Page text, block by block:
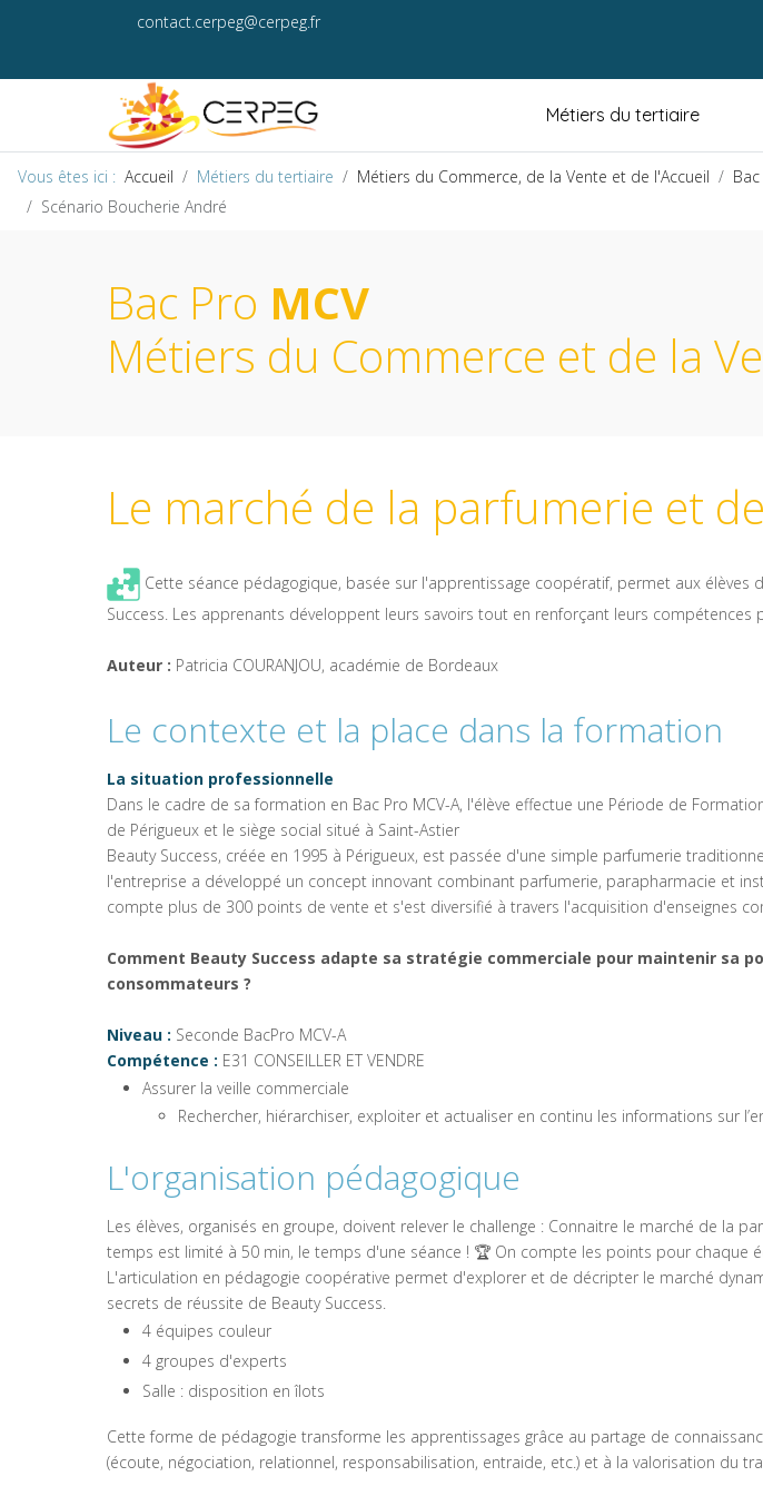
contact.cerpeg@cerpeg.fr
Métiers du tertiaire
Vous êtes ici : Accueil Métiers du tertiaire Métiers du Commerce, de la Vente et de l'Accueil
Scénario Boucherie André
Bac Pro MCV
Métiers du Commerce et de la
Le marché de la parfumerie et
Cette séance pédagogique, basée sur l'apprentissage coopératif, permet aux
Success. Les apprenants développent leurs savoirs tout en renforçant leurs compétences
Auteur : Patricia COURANJOU, académie de Bordeaux
Le contexte et la place dans la formation
La situation professionnelle
Dans le cadre de sa formation en Bac Pro MCV-A, l'élève effectue une Période de
de Périgueux et le siège social situé à Saint-Astier
Beauty Success, créée en 1995 à Périgueux, est passée d'une simple parfumerie
l'entreprise a développé un concept innovant combinant parfumerie, parapharmacie et
compte plus de 300 points de vente et s'est diversifié à travers l'acquisition d'enseignes
Comment Beauty Success adapte sa stratégie commerciale pour maintenir sa
consommateurs ?
Niveau : Seconde BacPro MCV-A
Compétence : E31 CONSEILLER ET VENDRE
Assurer la veille commerciale
Rechercher, hiérarchiser, exploiter et actualiser en continu les informations sur
L'organisation pédagogique
Les élèves, organisés en groupe, doivent relever le challenge : Connaitre le marché de la
temps est limité à 50 min, le temps d'une séance ! 🏆 On compte les points pour chaque
L'articulation en pédagogie coopérative permet d'explorer et de décripter le marché
secrets de réussite de Beauty Success.
4 équipes couleur
4 groupes d'experts
Salle : disposition en îlots
Cette forme de pédagogie transforme les apprentissages grâce au partage de
(écoute, négociation, relationnel, responsabilisation, entraide, etc.) et à la valorisation du